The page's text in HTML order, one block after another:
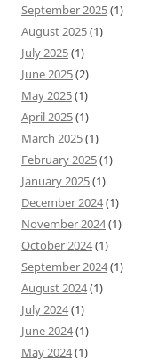
September 2025(1)
August 2025(1)
July 2025(1)
June 2025(2)
May 2025(1)
April 2025(1)
March 2025(1)
February 2025(1)
January 2025(1)
December 2024(1)
November 2024(1)
October 2024(1)
September 2024(1)
August 2024(1)
July 2024(1)
June 2024(1)
May 2024(1)